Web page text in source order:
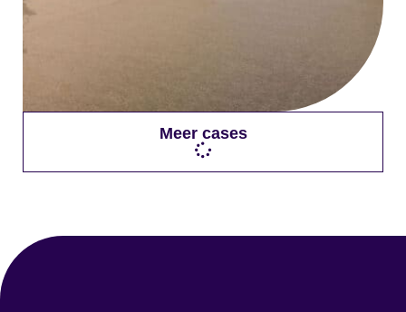
Meer cases